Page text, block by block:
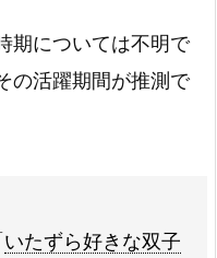
期については不明で
の活躍期間が推測で
いたずら好きな双子